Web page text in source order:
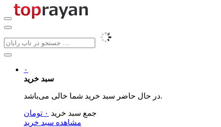
۰
سبد خرید
در حال حاضر سبد خرید شما خالی می‌باشد.
جمع سبد خرید ۰ تومان
مشاهده سبد خرید